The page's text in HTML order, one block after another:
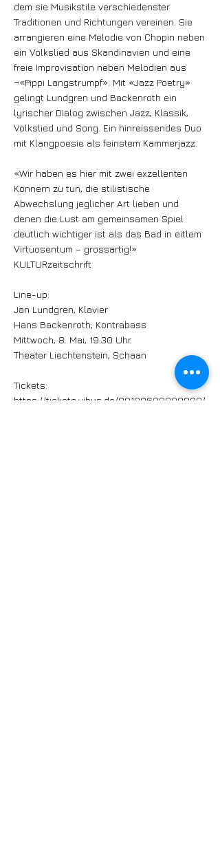
dem sie Musikstile verschiedenster
Traditionen und Richtungen vereinen. Sie
arrangieren eine Melodie von Chopin neben
ein Volkslied aus Skandinavien und eine
freie Improvisation neben Melodien aus
¬«Pippi Langstrumpf». Mit «Jazz Poetry»
gelingt Lundgren und Backenroth ein
lyrischer Dialog zwischen Jazz, Klassik,
Volkslied und Song. Ein hinreissendes Duo
mit Klangpoesie als feinstem Kammerjazz.
«Wir haben es hier mit zwei exzellenten
Könnern zu tun, die stilistische
Abwechslung jeglicher Art lieben und
denen die Lust am gemeinsamen Spiel
deutlich wichtiger ist als das Bad in eitlem
Virtuosentum – grossartig!»
KULTURzeitschrift
Line-up:
Jan Lundgren, Klavier
Hans Backenroth, Kontrabass
Mittwoch, 8. Mai, 19.30 Uhr
Theater Liechtenstein, Schaan
Tickets:
https://tickets.vibus.de/00100600000000/